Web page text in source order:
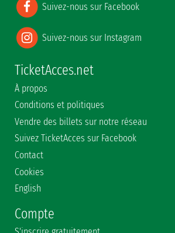
Suivez-nous sur Facebook
Suivez-nous sur Instagram
TicketAcces.net
À propos
Conditions et politiques
Vendre des billets sur notre réseau
Suivez TicketAcces sur Facebook
Contact
Cookies
English
Compte